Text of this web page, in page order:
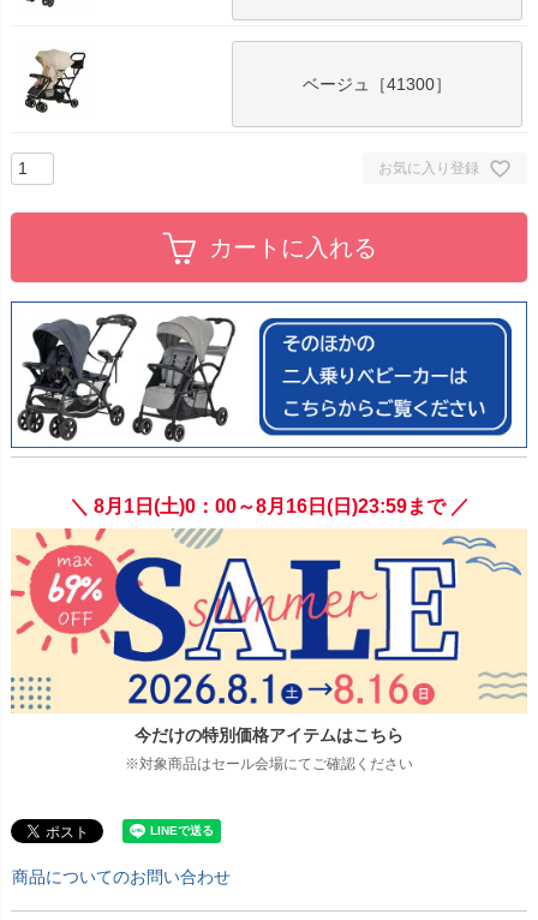
ベージュ［41300］
お気に入り登録
カートに入れる
＼ 8月1日(土)0：00～8月16日(日)23:59まで ／
今だけの特別価格アイテムはこちら
※対象商品はセール会場にてご確認ください
商品についてのお問い合わせ